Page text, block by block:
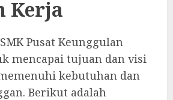
Kerja
Pusat Keunggulan
mencapai tujuan dan visi
kebutuhan dan
Berikut adalah